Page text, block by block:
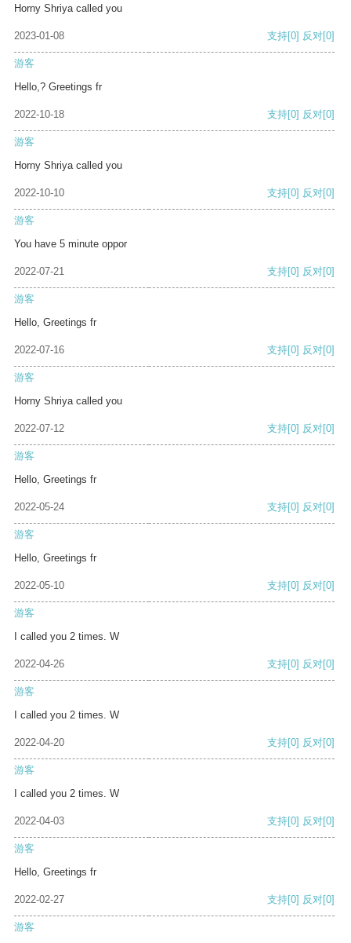
Horny Shriya called you
2023-01-08 支持[0] 反对[0]
游客
Hello,? Greetings fr
2022-10-18 支持[0] 反对[0]
游客
Horny Shriya called you
2022-10-10 支持[0] 反对[0]
游客
You have 5 minute oppor
2022-07-21 支持[0] 反对[0]
游客
Hello, Greetings fr
2022-07-16 支持[0] 反对[0]
游客
Horny Shriya called you
2022-07-12 支持[0] 反对[0]
游客
Hello, Greetings fr
2022-05-24 支持[0] 反对[0]
游客
Hello, Greetings fr
2022-05-10 支持[0] 反对[0]
游客
I called you 2 times. W
2022-04-26 支持[0] 反对[0]
游客
I called you 2 times. W
2022-04-20 支持[0] 反对[0]
游客
I called you 2 times. W
2022-04-03 支持[0] 反对[0]
游客
Hello, Greetings fr
2022-02-27 支持[0] 反对[0]
游客